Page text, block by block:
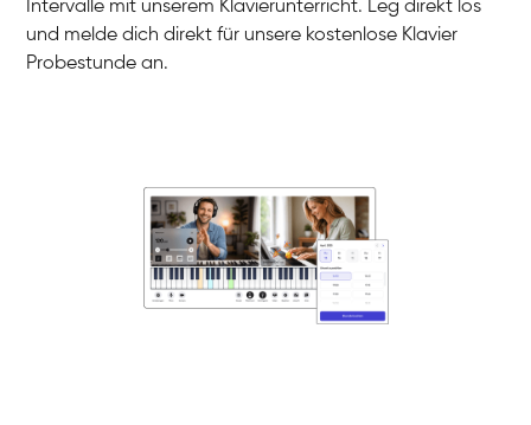
Klavier / Piano / Flügel
Klavier / Piano / Flügel
Intervalle mit unserem Klavierunterricht. Leg direkt los
und melde dich direkt für unsere kostenlose Klavier
Probestunde an.